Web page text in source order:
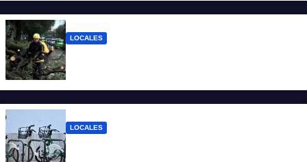
LOCALES
LOCALES